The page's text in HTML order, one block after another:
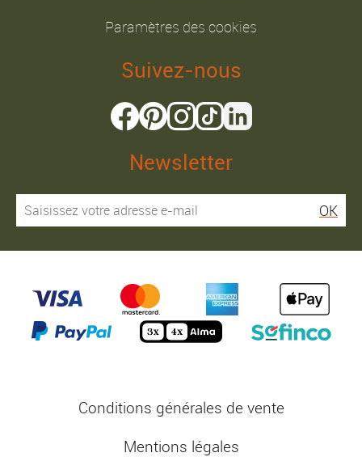
Paramètres des cookies
Suivez-nous
Newsletter
OK
Conditions générales de vente
Mentions légales